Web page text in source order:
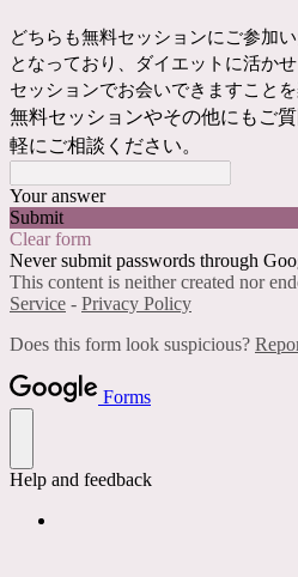
どちらも無料セッションにご参加
となっており、ダイエットに活か
セッションでお会いできますこと
無料セッションやその他にもご
軽にご相談ください。
Your answer
Submit
Clear form
Never submit passwords through
This content is neither created nor
Service - Privacy Policy
Does this form look suspicious?
Forms
Help and feedback